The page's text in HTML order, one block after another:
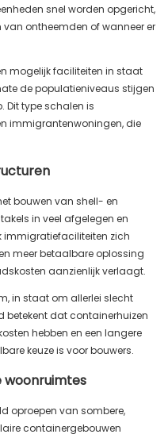
snel worden opgericht,
ontheemden of wanneer er
mogelijk faciliteiten in staat
de populatieniveaus stijgen
Dit type schalen is
immigrantenwoningen, die
bouwen van shell- en
in veel afgelegen en
zich
meer betaalbare oplossing
aanzienlijk verlaagt.
in staat om allerlei slecht
betekent dat containerhuizen
hebben en een langere
keuze is voor bouwers.
woonruimtes
oproepen van sombere,
containergebouwen